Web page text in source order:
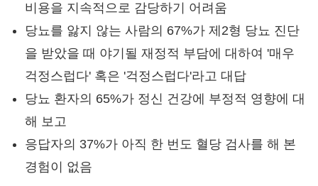
비용을 지속적으로 감당하기 어려움
당뇨를 앓지 않는 사람의 67%가 제2형 당뇨 진단
을 받았을 때 야기될 재정적 부담에 대하여 '매우
걱정스럽다' 혹은 '걱정스럽다'라고 대답
당뇨 환자의 65%가 정신 건강에 부정적 영향에 대
해 보고
응답자의 37%가 아직 한 번도 혈당 검사를 해 본
경험이 없음